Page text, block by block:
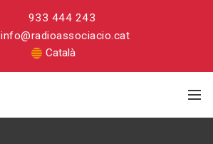
933 444 243
info@radioassociacio.cat
Català